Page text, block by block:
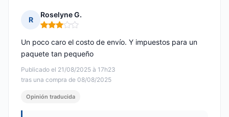
R
Roselyne G.
Nota: 3 de 5
Publicado el 21/08/2025 à 17h23
tras una compra de 08/08/2025
Un poco caro el costo de envío. Y impuestos para un
paquete tan pequeño
Opinión traducida